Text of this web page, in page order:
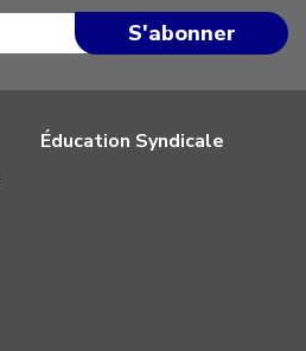
Éducation Syndicale